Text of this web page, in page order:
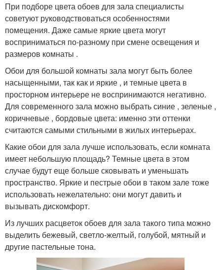
При подборе цвета обоев для зала специалисты
советуют руководствоваться особенностями
помещения. Даже самые яркие цвета могут
восприниматься по-разному при смене освещения и
размеров комнаты .
Обои для большой комнаты зала могут быть более
насыщенными, так как и яркие , и темные цвета в
просторном интерьере не воспринимаются негативно.
Для современного зала можно выбрать синие , зеленые ,
коричневые , бордовые цвета: именно эти оттенки
считаются самыми стильными в жилых интерьерах.
Какие обои для зала лучше использовать, если комната
имеет небольшую площадь? Темные цвета в этом
случае будут еще больше сковывать и уменьшать
пространство. Яркие и пестрые обои в таком зале тоже
использовать нежелательно: они могут давить и
вызывать дискомфорт.
Из лучших расцветок обоев для зала такого типа можно
выделить бежевый, светло-желтый, голубой, мятный и
другие пастельные тона.